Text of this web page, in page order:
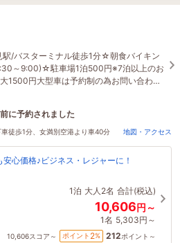
/バスターミナル徒歩1分☆朝食バイキン
～9:00)☆駐車場1泊500円※7泊以上のお
1500円大型車は予約制の為お問い合わせ
の宿を見ています
前に予約されました
徒歩1分、女満別空港より車40分 地図・アクセス
心価格♪ビジネス・レジャーに！
1泊 大人2名 合計(税込)
10,606円～
1名 5,303円～
10,606スコア～ ポイント 2% 212ポイント～